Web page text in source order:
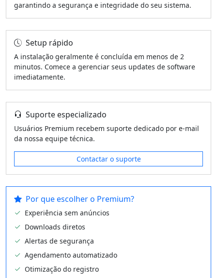
garantindo a segurança e integridade do seu sistema.
Setup rápido
A instalação geralmente é concluída em menos de 2
minutos. Comece a gerenciar seus updates de software
imediatamente.
Suporte especializado
Usuários Premium recebem suporte dedicado por e-mail
da nossa equipe técnica.
Contactar o suporte
Por que escolher o Premium?
Experiência sem anúncios
Downloads diretos
Alertas de segurança
Agendamento automatizado
Otimização do registro